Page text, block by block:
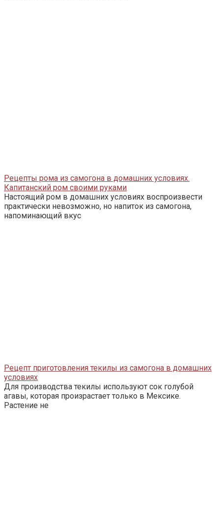
Рецепты рома из самогона в домашних условиях.
Капитанский ром своими руками
Настоящий ром в домашних условиях воспроизвести
практически невозможно, но напиток из самогона,
напоминающий вкус
Рецепт приготовления текилы из самогона в домашних
условиях
Для производства текилы используют сок голубой
агавы, которая произрастает только в Мексике.
Растение не